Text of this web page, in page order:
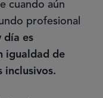
cuando aún
profesional
día es
igualdad de
inclusivos.